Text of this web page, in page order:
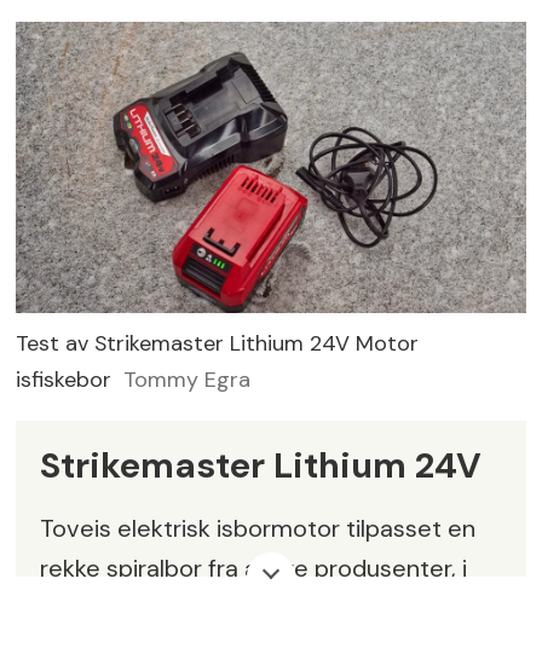
Test av Strikemaster Lithium 24V Motor
isfiskebor Tommy Egra
Strikemaster Lithium 24V
Toveis elektrisk isbormotor tilpasset en
rekke spiralbor fra andre produsenter, i